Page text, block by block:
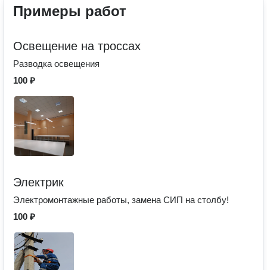
Примеры работ
Освещение на троссах
Разводка освещения
100 ₽
Электрик
Электромонтажные работы, замена СИП на столбу!
100 ₽